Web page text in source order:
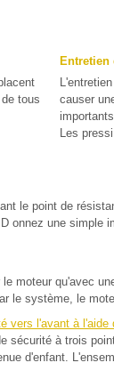
tous
Entretien
causer
Les
le point de
onnez une simple
moteur qu'avec
le système, le
vers l'avant à
à trois
d'enfant.